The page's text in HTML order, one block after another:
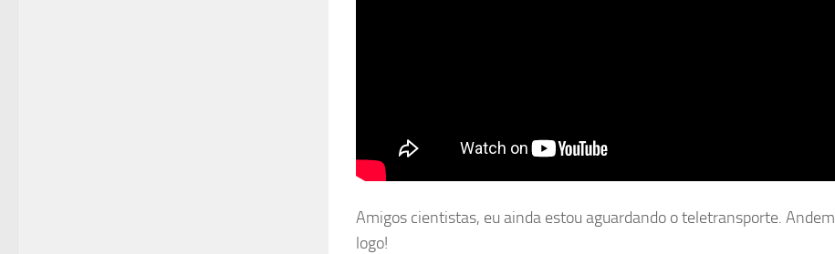
Amigos cientistas, eu ainda estou aguardando o teletransporte. Andem
logo!